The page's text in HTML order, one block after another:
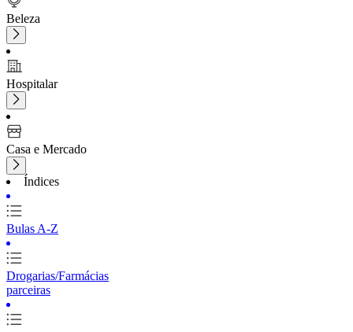
Beleza
Hospitalar
Casa e Mercado
Índices
Bulas A-Z
Drogarias/Farmácias
parceiras